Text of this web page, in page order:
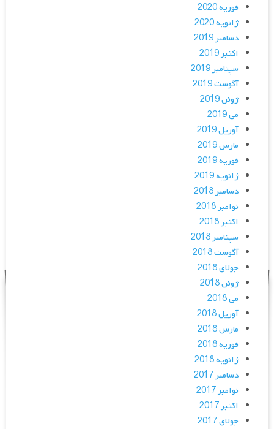
فوریه 2020
ژانویه 2020
دسامبر 2019
اکتبر 2019
سپتامبر 2019
آگوست 2019
ژوئن 2019
می 2019
آوریل 2019
مارس 2019
فوریه 2019
ژانویه 2019
دسامبر 2018
نوامبر 2018
اکتبر 2018
سپتامبر 2018
آگوست 2018
جولای 2018
ژوئن 2018
می 2018
آوریل 2018
مارس 2018
فوریه 2018
ژانویه 2018
دسامبر 2017
نوامبر 2017
اکتبر 2017
جولای 2017